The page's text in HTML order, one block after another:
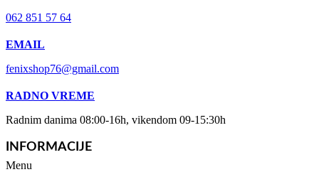
062 851 57 64
EMAIL
fenixshop76@gmail.com
RADNO VREME
Radnim danima 08:00-16h, vikendom 09-15:30h
INFORMACIJE
Menu